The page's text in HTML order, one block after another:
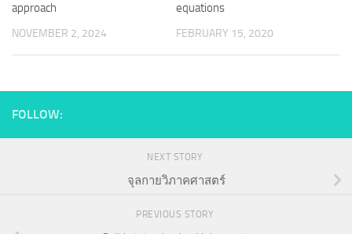
approach
NOVEMBER 2, 2024
equations
FEBRUARY 15, 2020
FOLLOW:
NEXT STORY
จุลกายวิภาคศาสตร์
PREVIOUS STORY